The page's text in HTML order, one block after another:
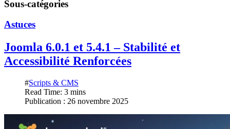
Sous-catégories
Astuces
Joomla 6.0.1 et 5.4.1 – Stabilité et
Accessibilité Renforcées
#Scripts & CMS
Read Time: 3 mins
Publication : 26 novembre 2025